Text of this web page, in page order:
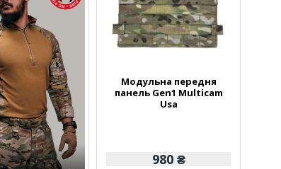
Модульна передня
панель Gen1 Multicam
Usa
980 ₴